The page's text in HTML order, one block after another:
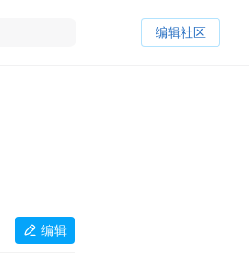
编辑社区
编辑